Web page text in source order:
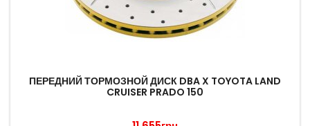
ПЕРЕДНИЙ ТОРМОЗНОЙ ДИСК DBA X TOYOTA LAND
CRUISER PRADO 150